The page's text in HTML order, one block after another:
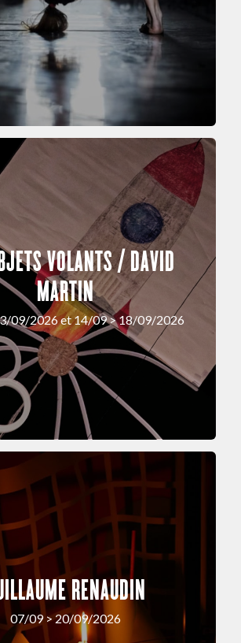
VOLANTS / DAVID
MARTIN
09/2026 et 14/09 > 18/09/2026
RENAUDIN
07/09 > 20/09/2026